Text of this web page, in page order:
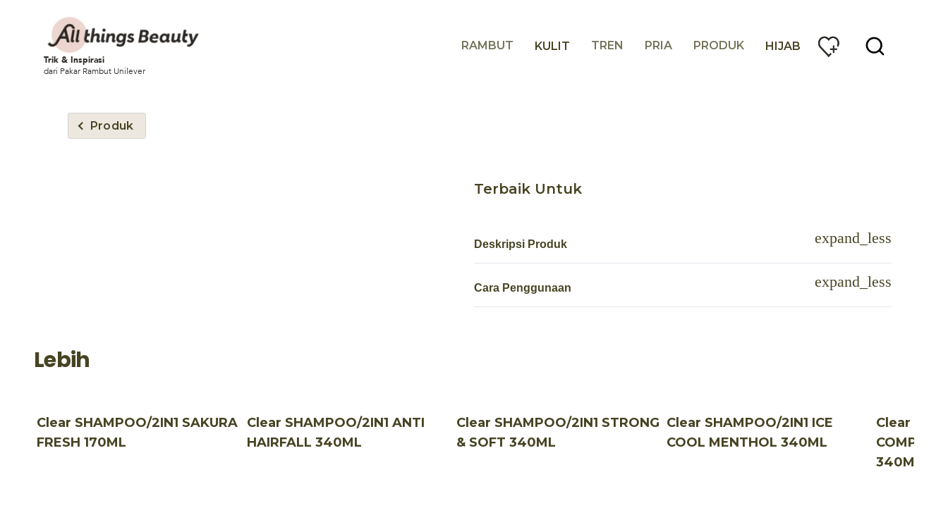
Trik & Inspirasi
dari Pakar Rambut Unilever
RAMBUT KULIT TREN PRIA PRODUK HIJAB
Produk
Terbaik Untuk
Deskripsi Produk
Cara Penggunaan
Lebih
Clear SHAMPOO/2IN1 SAKURA
FRESH 170ML
Clear SHAMPOO/2IN1 ANTI
HAIRFALL 340ML
Clear SHAMPOO/2IN1 STRONG
& SOFT 340ML
Clear SHAMPOO/2IN1 ICE
COOL MENTHOL 340ML
Clear
340ML